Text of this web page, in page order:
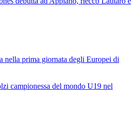
nella prima giornata degli Europei di
campionessa del mondo U19 nel